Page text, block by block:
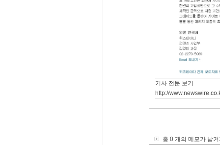
기사 전문 보기
http://
총 0 개의 메모가 남